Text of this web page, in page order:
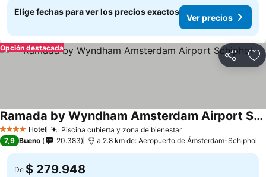
Elige fechas para ver los precios exactos
Ver precios
Compartir
Opción destacada
4 EstrellasHotel Piscina cubierta y zona de bienestar
Ramada by Wyndham Amsterdam Airport Schiphol
7,9 Bueno 20.383 a 2.8 km de: Aeropuerto de Ámsterdam-Schiphol
De $ 279.948